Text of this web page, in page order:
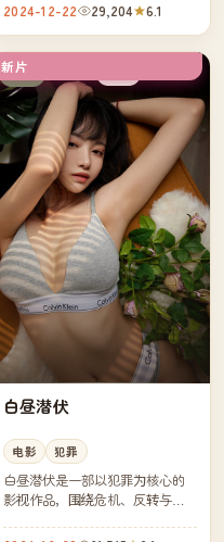
2024-12-22 29,204 6.1
新片
日本
白昼潜伏
电影 犯罪
白昼潜伏是一部以犯罪为核心的
影视作品，围绕危机、反转与人